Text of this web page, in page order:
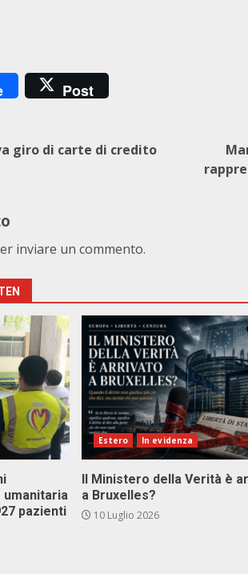
Post
giro di carte di credito
inviare un commento.
umanitaria
pazienti
Estero In evidenza
Il Ministero della Verità è
a Bruxelles?
10 Luglio 2026